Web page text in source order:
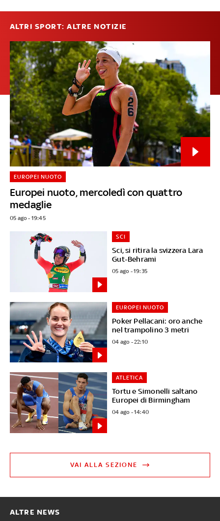
ALTRI SPORT: ALTRE NOTIZIE
Europei nuoto, mercoledì con quattro
medaglie
EUROPEI NUOTO
05 ago - 19:45
Sci, si ritira la svizzera Lara
Gut-Behrami
SCI
05 ago - 19:35
Poker Pellacani: oro anche
nel trampolino 3 metri
EUROPEI NUOTO
04 ago - 22:10
Tortu e Simonelli saltano
Europei di Birmingham
ATLETICA
04 ago - 14:40
VAI ALLA SEZIONE
ALTRE NEWS